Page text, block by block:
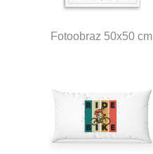
Fotoobraz 50x50 cm